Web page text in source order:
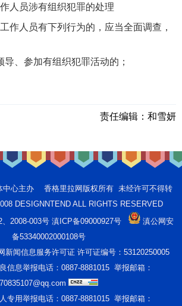
人员涉有组织犯罪的处理
作人员有下列行为的，应当全面调查，
导、参加有组织犯罪活动的；
责任编辑： 和雪妍
中心主办 香格里拉网版权所有 未经许可不得转
DESIGNNTEND ALL RIGHTS RESERVED
2008-003号 滇ICP备09000927号
滇公网安
备53340002000108号
新闻信息服务许可证 许可证编号：53120250005
信息举报电话：0887-8881015 举报邮箱：
70835107@qq.com
专用举报电话：0887-8881015 举报邮箱：